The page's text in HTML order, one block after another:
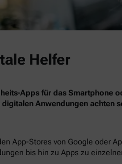
Helfer
Apps für das Smartphone
digitalen Anwendungen achten
App-Stores von Google oder
bis hin zu Apps zu